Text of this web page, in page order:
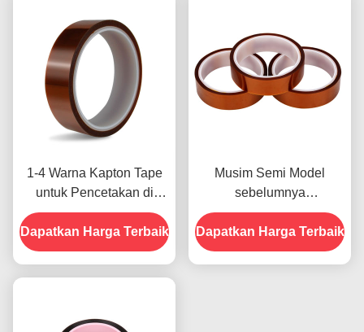
1-4 Warna Kapton Tape
untuk Pencetakan di
Bagian Depan
Dapatkan Harga Terbaik
Musim Semi Model
sebelumnya
menampilkan Ketahanan
Terhadap Kelembaban
dan Kekuatan Kupas
Dapatkan Harga Terbaik